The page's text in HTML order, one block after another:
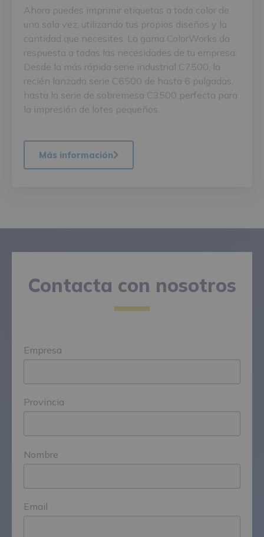
Ahora puedes imprimir etiquetas a todo color de
una sola vez, utilizando tus propios diseños y la
cantidad que necesites. La gama ColorWorks da
respuesta a todas las necesidades de tu empresa.
Desde la más rápida serie industrial C7500, la
recién lanzada serie C6500 de hasta 6 pulgadas,
hasta la serie de sobremesa C3500 perfecta para
la impresión de lotes pequeños.
Más información
Contacta con nosotros
Empresa
Provincia
Nombre
Email